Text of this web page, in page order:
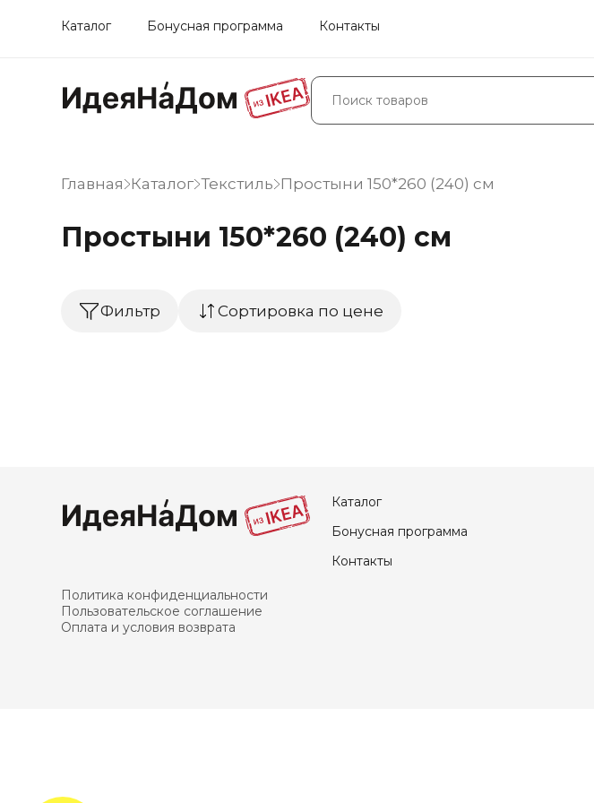
Каталог Бонусная программа Контакты
Главная Каталог Текстиль Простыни 150*260 (240) см
Простыни 150*260 (240) см
Фильтр Сортировка по цене
Политика конфиденциальности
Пользовательское соглашение
Оплата и условия возврата
Каталог
Бонусная программа
Контакты